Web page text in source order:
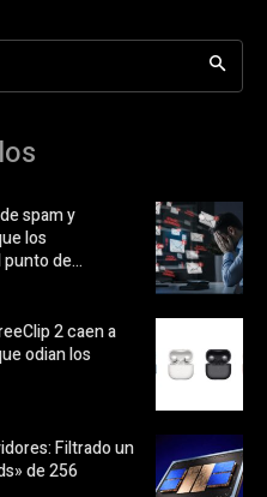
spam y
los
de...
2 caen a
odian los
Filtrado un
de 256